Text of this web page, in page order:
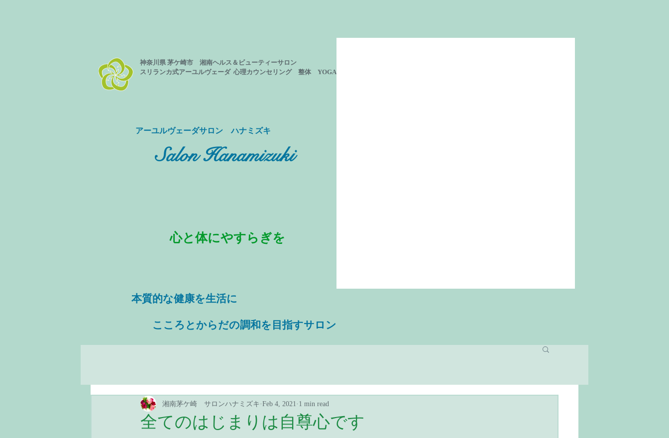
神奈川県 茅ケ崎市 湘南ヘルス＆ビューティーサロン
スリランカ式アーユルヴェーダ 心理カウンセリング 整体 YOGA
心と体にやすらぎを
​アーユルヴェーダサロン ハナミズキ
Salon Hanamizuki
本質的な健康を生活に
​ こころとからだの調和を目指すサロン
全てのはじまりは自尊心です
湘南茅ケ崎 サロンハナミズキ Feb 4, 2021 1 min read